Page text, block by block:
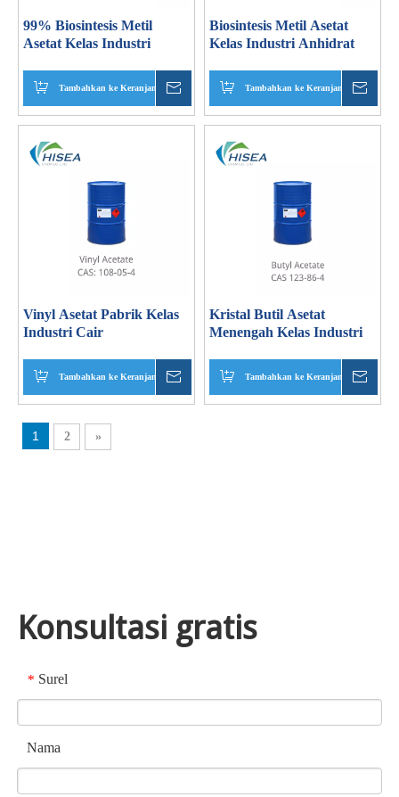
99% Biosintesis Metil
Asetat Kelas Industri
Tambahkan ke Keranjang Menanyakan
Biosintesis Metil Asetat
Kelas Industri Anhidrat
Tambahkan ke Keranjang
Vinyl Asetat Pabrik Kelas
Industri Cair
Tambahkan ke Keranjang Menanyakan
Kristal Butil Asetat
Menengah Kelas Industri
Tambahkan ke Keranjang
1 2 »
Konsultasi gratis
* Surel
Nama